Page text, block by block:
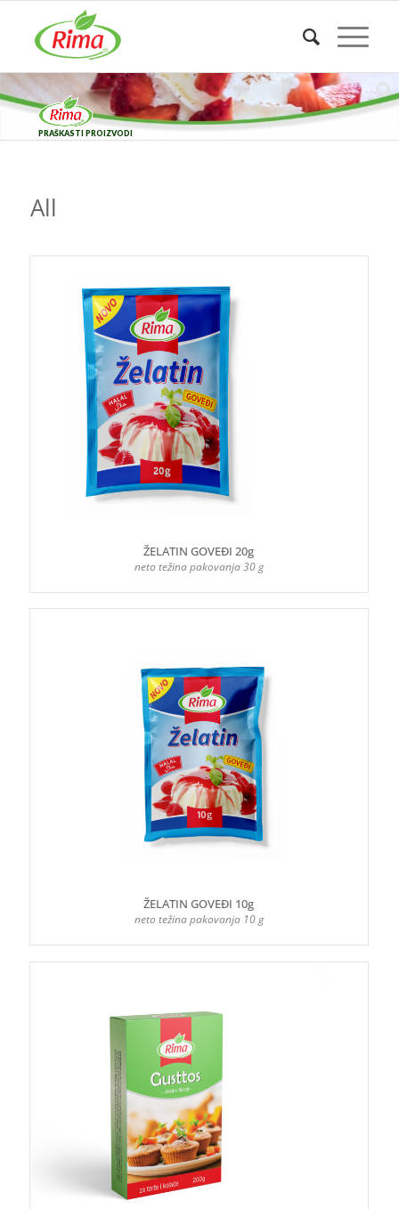
PRAŠKASTI PROIZVODI
All
ŽELATIN GOVEĐI 20g
neto težina pakovanja 30 g
ŽELATIN GOVEĐI 10g
neto težina pakovanja 10 g